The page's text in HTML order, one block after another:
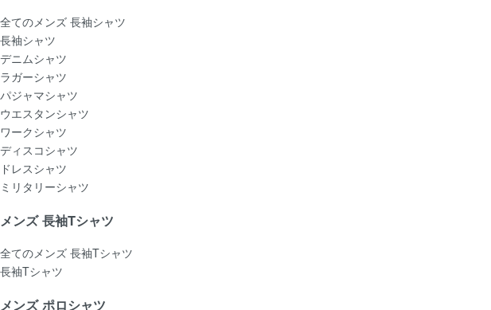
全てのメンズ 長袖シャツ
長袖シャツ
デニムシャツ
ラガーシャツ
パジャマシャツ
ウエスタンシャツ
ワークシャツ
ディスコシャツ
ドレスシャツ
ミリタリーシャツ
メンズ 長袖Tシャツ
全てのメンズ 長袖Tシャツ
長袖Tシャツ
メンズ ポロシャツ